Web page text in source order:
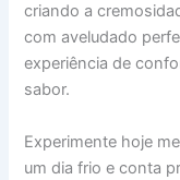
criando a
com aveludado
experiência de
sabor.
Experimente hoje
um dia frio e conta